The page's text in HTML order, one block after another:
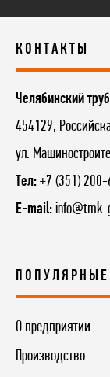
КОНТАКТЫ
Челябинский
454129,
ул.
Тел: +7 (351)
E-mail: info@tmk-
О предприятии
Производство